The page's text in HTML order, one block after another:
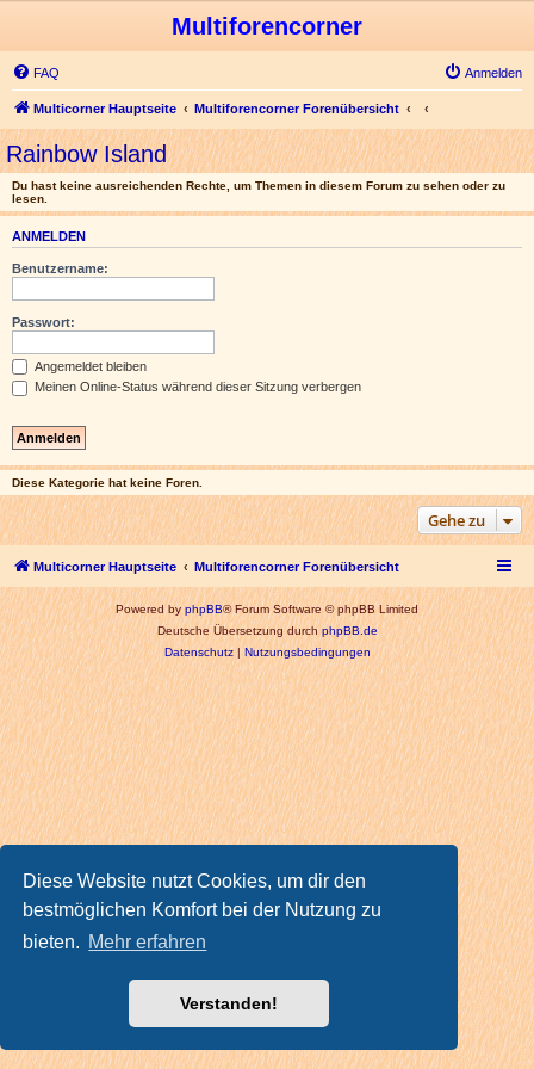
Diese Website nutzt Cookies, um dir den
bestmöglichen Komfort bei der Nutzung zu
bieten. Mehr erfahren
Verstanden!
Multiforencorner
FAQ Anmelden
Multicorner Hauptseite Multiforencorner Forenübersicht
Rainbow Island
Du hast keine ausreichenden Rechte, um Themen in diesem Forum zu sehen oder zu
lesen.
ANMELDEN
Benutzername:
Passwort:
Angemeldet bleiben
Meinen Online-Status während dieser Sitzung verbergen
Diese Kategorie hat keine Foren.
Gehe zu
Multicorner Hauptseite Multiforencorner Forenübersicht
Powered byphpBB® Forum Software © phpBB Limited
Deutsche Übersetzung durchphpBB.de
Datenschutz|Nutzungsbedingungen